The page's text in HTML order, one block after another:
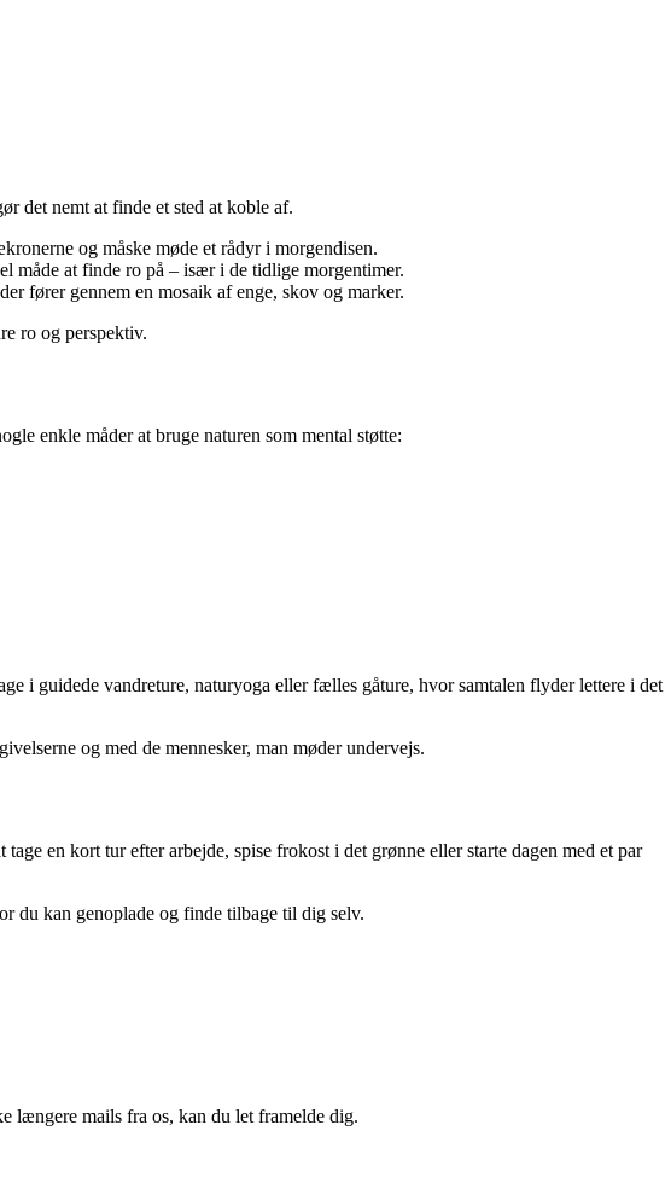
det nemt at finde et sted at koble af.
og måske møde et rådyr i morgendisen.
måde at finde ro på – især i de tidlige morgentimer.
fører gennem en mosaik af enge, skov og marker.
ro og perspektiv.
enkle måder at bruge naturen som mental støtte:
i guidede vandreture, naturyoga eller fælles gåture, hvor samtalen flyder lettere i det
og med de mennesker, man møder undervejs.
en kort tur efter arbejde, spise frokost i det grønne eller starte dagen med et par
du kan genoplade og finde tilbage til dig selv.
længere mails fra os, kan du let framelde dig.